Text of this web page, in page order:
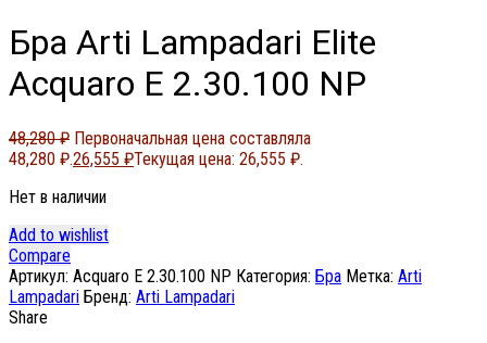
Бра Arti Lampadari Elite
Acquaro E 2.30.100 NP
48,280₽ Первоначальная цена составляла
48,280 ₽.26,555 ₽Текущая цена: 26,555 ₽.
Нет в наличии
Add to wishlist
Compare
Артикул: Acquaro E 2.30.100 NP Категория: Бра Метка: Arti
Lampadari Бренд: Arti Lampadari
Share